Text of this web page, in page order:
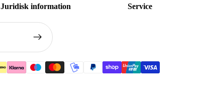
Juridisk information Service